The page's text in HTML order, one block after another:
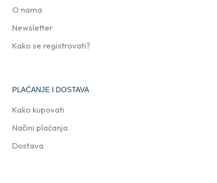
O nama
Newsletter
Kako se registrovati?
PLAĆANJE I DOSTAVA
Kako kupovati
Načini plaćanja
Dostava